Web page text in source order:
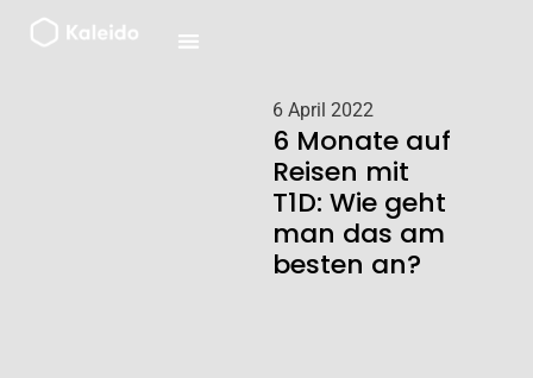
Zum
Inhalt
6 April 2022
6 Monate auf
Reisen mit
T1D: Wie geht
man das am
besten an?